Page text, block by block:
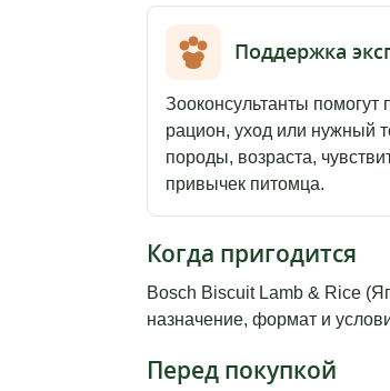
Поддержка
Зооконсультанты помогут
рацион, уход или нужный
породы, возраста,
привычек питомца.
Когда пригодится
Bosch Biscuit Lamb & Rice
назначение, формат и
Перед покупкой